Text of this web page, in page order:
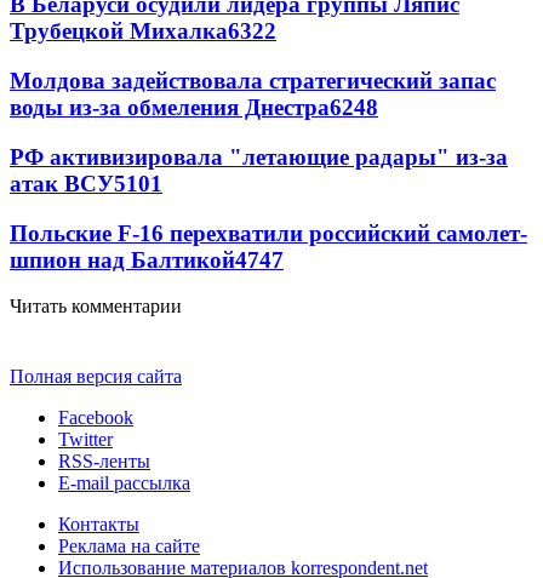
Трубецкой Михалка6322
Молдова задействовала стратегический запас
воды из-за обмеления Днестра6248
РФ активизировала "летающие радары" из-за
атак ВСУ5101
Польские F-16 перехватили российский самолет-
шпион над Балтикой4747
Читать комментарии
Полная версия сайта
Facebook
Twitter
RSS-ленты
E-mail рассылка
Контакты
Реклама на сайте
Использование материалов korrespondent.net